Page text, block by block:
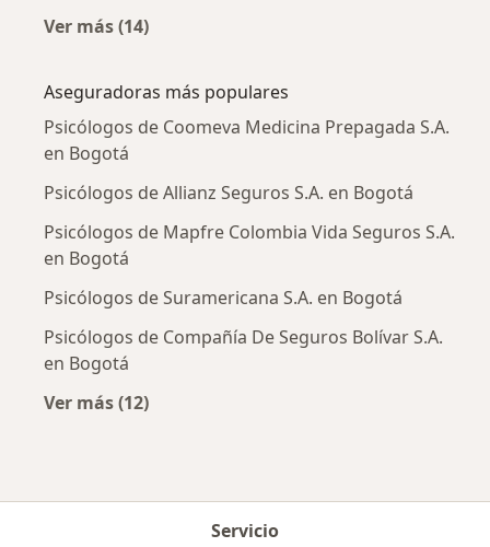
Ver más (14)
Aseguradoras más populares
Psicólogos de Coomeva Medicina Prepagada S.A.
en Bogotá
Psicólogos de Allianz Seguros S.A. en Bogotá
Psicólogos de Mapfre Colombia Vida Seguros S.A.
en Bogotá
Psicólogos de Suramericana S.A. en Bogotá
Psicólogos de Compañía De Seguros Bolívar S.A.
en Bogotá
Ver más (12)
Servicio